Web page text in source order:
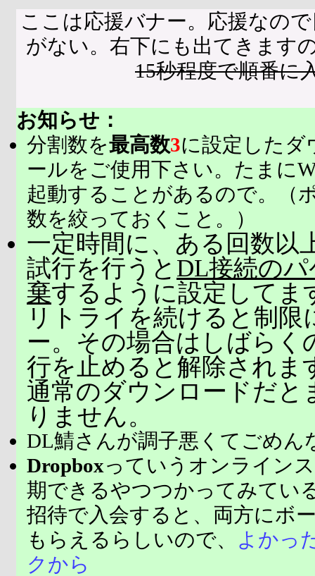
ここは応援バナー。応援なの
がない。右下にも出てきます
15秒程度で順番に
お知らせ：
分割数を最高数3に設定したダ
ールをご使用下さい。たまに
起動することがあるので。（
数を絞っておくこと。）
一定時間に、ある回数以
試行を行うと DL接続の
棄するように設定してま
リトライを続けると制限
ー。その場合はしばらく
行を止めると解除されま
通常のダウンロードだと
りません。
DL鯖さんが調子悪くてごめん
Dropboxっていうオンライン
期できるやつつかってみてい
招待で入会すると、両方にボ
もらえるらしいので、
よかっ
クから